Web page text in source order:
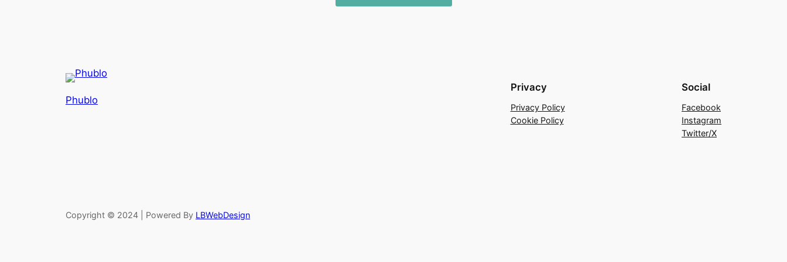
Phublo
Privacy
Privacy Policy
Cookie Policy
Social
Facebook
Instagram
Twitter/X
Copyright © 2024 | Powered By LBWebDesign